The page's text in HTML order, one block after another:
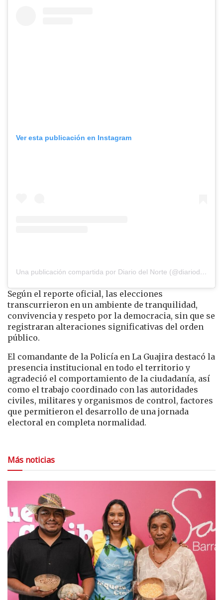
Ver esta publicación en Instagram
Una publicación compartida por Diario del Norte (@diariodelnorte)
Según el reporte oficial, las elecciones
transcurrieron en un ambiente de tranquilidad,
convivencia y respeto por la democracia, sin que se
registraran alteraciones significativas del orden
público.
El comandante de la Policía en La Guajira destacó la
presencia institucional en todo el territorio y
agradeció el comportamiento de la ciudadanía, así
como el trabajo coordinado con las autoridades
civiles, militares y organismos de control, factores
que permitieron el desarrollo de una jornada
electoral en completa normalidad.
Más noticias